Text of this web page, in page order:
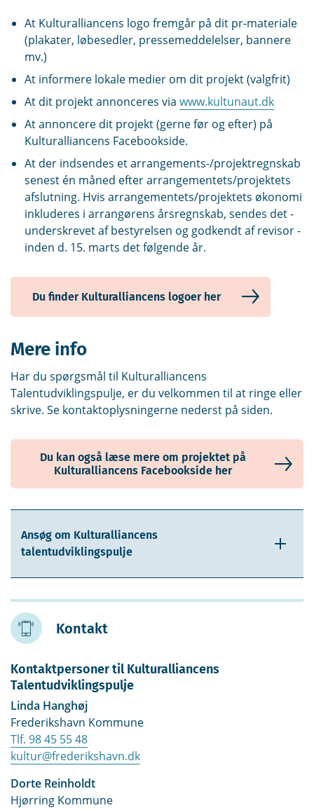
At Kulturalliancens logo fremgår på dit pr-materiale
(plakater, løbesedler, pressemeddelelser, bannere
mv.)
At informere lokale medier om dit projekt (valgfrit)
At dit projekt annonceres via www.kultunaut.dk
At annoncere dit projekt (gerne før og efter) på
Kulturalliancens Facebookside.
At der indsendes et arrangements-/projektregnskab
senest én måned efter arrangementets/projektets
afslutning. Hvis arrangementets/projektets økonomi
inkluderes i arrangørens årsregnskab, sendes det -
underskrevet af bestyrelsen og godkendt af revisor -
inden d. 15. marts det følgende år.
Du finder Kulturalliancens logoer her
Mere info
Har du spørgsmål til Kulturalliancens
Talentudviklingspulje, er du velkommen til at ringe eller
skrive. Se kontaktoplysningerne nederst på siden.
Du kan også læse mere om projektet på
Kulturalliancens Facebookside her
Ansøg om Kulturalliancens
talentudviklingspulje
Kontakt
Kontaktpersoner til Kulturalliancens
Talentudviklingspulje
Linda Hanghøj
Frederikshavn Kommune
Tlf. 98 45 55 48
kultur@frederikshavn.dk
Dorte Reinholdt
Hjørring Kommune